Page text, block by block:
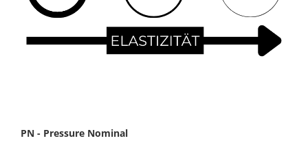
PN - Pressure Nominal